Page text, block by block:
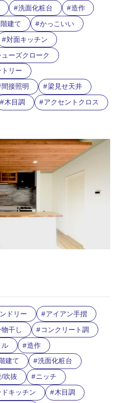
洗面化粧台
造作
建て
かっこいい
対面キッチン
ューズクローク
リー
間接照明
梁見せ天井
木目調 アクセントクロス
ドリー
アイアン手摺
干し
コンクリート調
ル
造作
建て
洗面化粧台
/吹抜
ニッチ
キッチン
木目調